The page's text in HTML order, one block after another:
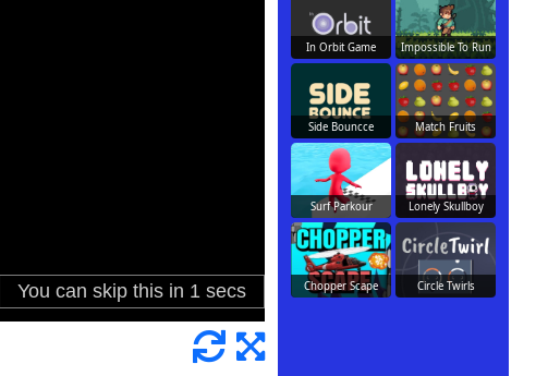
In Orbit Game Impossible To Run
Side Bouncce Match Fruits
Surf Parkour Lonely Skullboy
Chopper Scape Circle Twirls